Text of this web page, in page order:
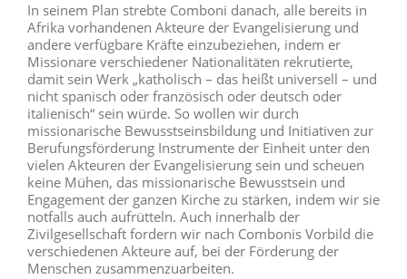
In seinem Plan strebte Comboni danach, alle bereits in
Afrika vorhandenen Akteure der Evangelisierung und
andere verfügbare Kräfte einzubeziehen, indem er
Missionare verschiedener Nationalitäten rekrutierte,
damit sein Werk „katholisch – das heißt universell – und
nicht spanisch oder französisch oder deutsch oder
italienisch“ sein würde. So wollen wir durch
missionarische Bewusstseinsbildung und Initiativen zur
Berufungsförderung Instrumente der Einheit unter den
vielen Akteuren der Evangelisierung sein und scheuen
keine Mühen, das missionarische Bewusstsein und
Engagement der ganzen Kirche zu stärken, indem wir sie
notfalls auch aufrütteln. Auch innerhalb der
Zivilgesellschaft fordern wir nach Combonis Vorbild die
verschiedenen Akteure auf, bei der Förderung der
Menschen zusammenzuarbeiten.